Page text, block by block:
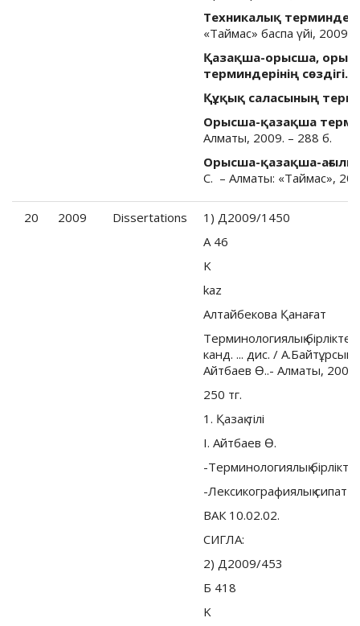
Техникалық терминдер
«Таймас» баспа үйі, 2009.-
Қазақша-орысша,
терминдерінің сөздігі.
Құқық саласының
Орысша-қазақша
Алматы, 2009. – 288 б.
Орысша-қазақша-
С. – Алматы: «Таймас»,
20 2009 Dissertations
1) Д2009/1450
А 46
K
kaz
Алтайбекова Қанағат
Терминологиялық
канд. ... дис. /
Айтбаев Ө..- Алматы,
250 тг.
1. Қазақ тiлi
I. Айтбаев Ө.
-Терминологиялық
-Лексикографиялық сипат
ВАК 10.02.02.
СИГЛА:
2) Д2009/453
Б 418
K